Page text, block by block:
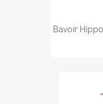
Bavoir